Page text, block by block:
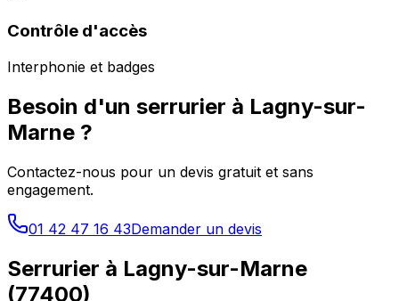
Contrôle d'accès
Interphonie et badges
Besoin d'un serrurier à Lagny-sur-
Marne ?
Contactez-nous pour un devis gratuit et sans
engagement.
01 42 47 16 43Demander un devis
Serrurier à Lagny-sur-Marne
(77400)